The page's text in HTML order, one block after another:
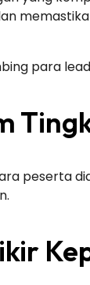
para
peserta